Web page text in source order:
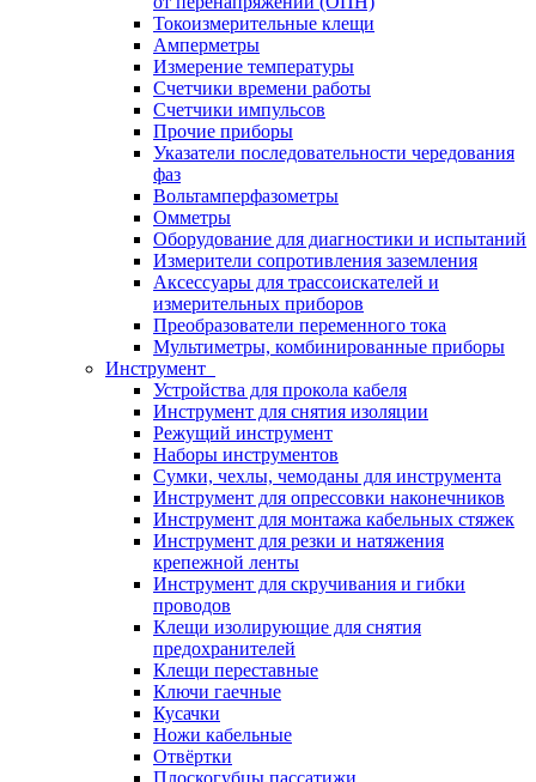
Токоизмерительные клещи
Амперметры
Измерение температуры
Счетчики времени работы
Счетчики импульсов
Прочие приборы
Указатели последовательности чередования
фаз
Вольтамперфазометры
Омметры
Оборудование для диагностики и испытаний
Измерители сопротивления заземления
Аксессуары для трассоискателей и
измерительных приборов
Преобразователи переменного тока
Мультиметры, комбинированные приборы
Инструмент
Устройства для прокола кабеля
Инструмент для снятия изоляции
Режущий инструмент
Наборы инструментов
Сумки, чехлы, чемоданы для инструмента
Инструмент для опрессовки наконечников
Инструмент для монтажа кабельных стяжек
Инструмент для резки и натяжения
крепежной ленты
Инструмент для скручивания и гибки
проводов
Клещи изолирующие для снятия
предохранителей
Клещи переставные
Ключи гаечные
Кусачки
Ножи кабельные
Отвёртки
Плоскогубцы,пассатижи